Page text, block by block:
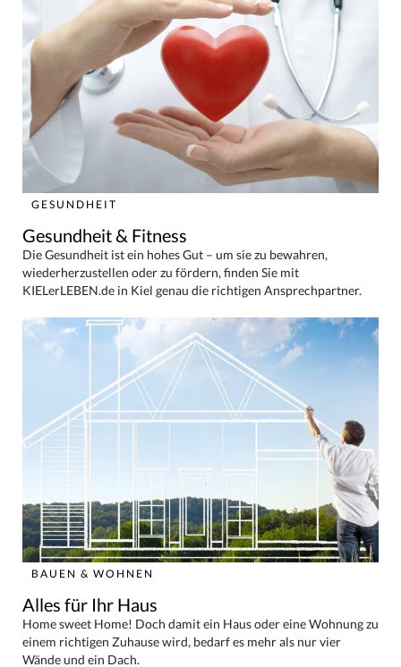
GESUNDHEIT
Gesundheit & Fitness
Die Gesundheit ist ein hohes Gut – um sie zu bewahren,
wiederherzustellen oder zu fördern, finden Sie mit
KIELerLEBEN.de in Kiel genau die richtigen Ansprechpartner.
BAUEN & WOHNEN
Alles für Ihr Haus
Home sweet Home! Doch damit ein Haus oder eine Wohnung zu
einem richtigen Zuhause wird, bedarf es mehr als nur vier
Wände und ein Dach.